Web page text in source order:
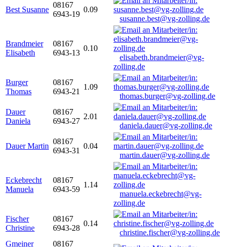
Best Susanne
08167
6943-19
0.09
susanne.best@vg-zolling.de
Brandmeier
Elisabeth
08167
6943-13
0.10
elisabeth.brandmeier@vg-
zolling.de
Burger
Thomas
08167
6943-21
1.09
thomas.burger@vg-zolling.de
Dauer
Daniela
08167
6943-27
2.01
daniela.dauer@vg-zolling.de
Dauer Martin
08167
6943-31
0.04
martin.dauer@vg-zolling.de
Eckebrecht
Manuela
08167
6943-59
1.14
manuela.eckebrecht@vg-
zolling.de
Fischer
Christine
08167
6943-28
0.14
christine.fischer@vg-zolling.de
Gmeiner
08167